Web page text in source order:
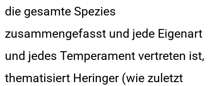
die gesamte Spezies
zusammengefasst und jede Eigenart
und jedes Temperament vertreten ist,
thematisiert Heringer (wie zuletzt